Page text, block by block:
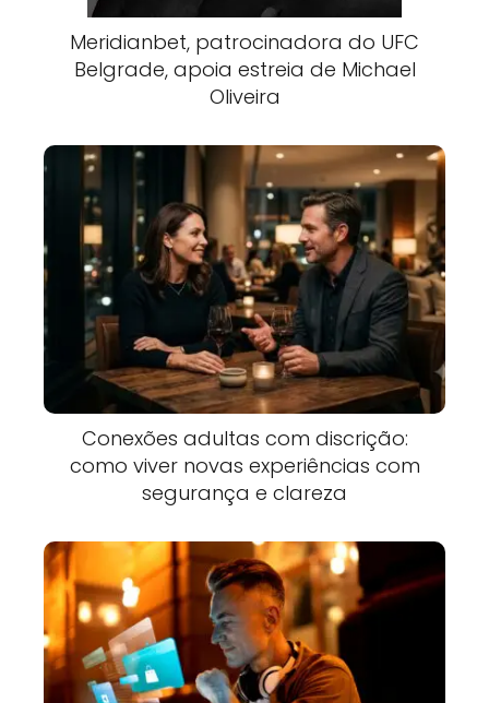
Meridianbet, patrocinadora do UFC
Belgrade, apoia estreia de Michael
Oliveira
Conexões adultas com discrição:
como viver novas experiências com
segurança e clareza